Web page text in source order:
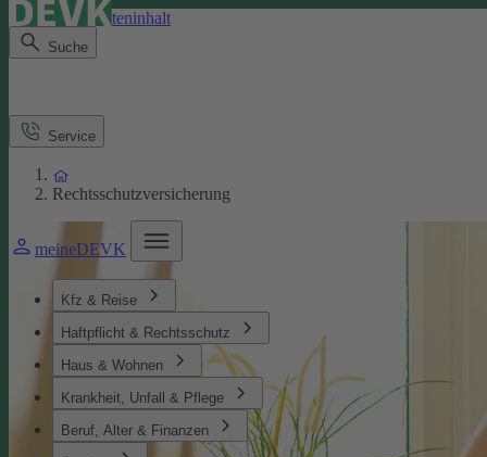
Direkt zum Seiteninhalt
Suche
meineDEVK
Kfz & Reise
Haftpflicht & Rechtsschutz
Haus & Wohnen
Krankheit, Unfall & Pflege
Beruf, Alter & Finanzen
Service
Rechtsschutzversicherung